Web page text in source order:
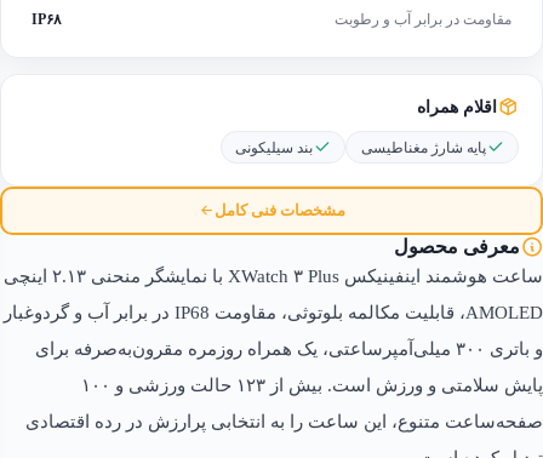
مقاومت در برابر آب و رطوبت IP۶۸
اقلام همراه
پایه شارژ مغناطیسی بند سیلیکونی
مشخصات فنی کامل
معرفی محصول
ساعت هوشمند اینفینیکس XWatch ۳ Plus با نمایشگر منحنی ۲.۱۳ اینچی
AMOLED، قابلیت مکالمه بلوتوثی، مقاومت IP68 در برابر آب و گردوغبار
و باتری ۳۰۰ میلی‌آمپرساعتی، یک همراه روزمره مقرون‌به‌صرفه برای
پایش سلامتی و ورزش است. بیش از ۱۲۳ حالت ورزشی و ۱۰۰
صفحه‌ساعت متنوع، این ساعت را به انتخابی پرارزش در رده اقتصادی